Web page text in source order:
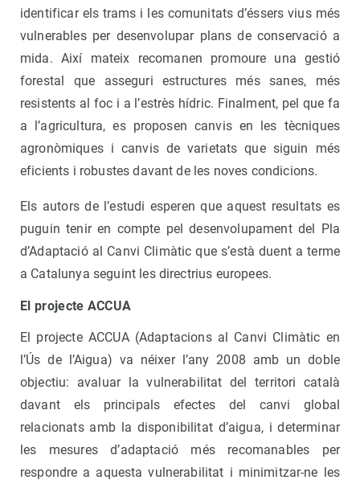
identificar els trams i les comunitats d’éssers vius més
vulnerables per desenvolupar plans de conservació a
mida. Així mateix recomanen promoure una gestió
forestal que asseguri estructures més sanes, més
resistents al foc i a l’estrès hídric. Finalment, pel que fa
a l’agricultura, es proposen canvis en les tècniques
agronòmiques i canvis de varietats que siguin més
eficients i robustes davant de les noves condicions.
Els autors de l’estudi esperen que aquest resultats es
puguin tenir en compte pel desenvolupament del Pla
d’Adaptació al Canvi Climàtic que s’està duent a terme
a Catalunya seguint les directrius europees.
El projecte ACCUA
El projecte ACCUA (Adaptacions al Canvi Climàtic en
l’Ús de l’Aigua) va néixer l’any 2008 amb un doble
objectiu: avaluar la vulnerabilitat del territori català
davant els principals efectes del canvi global
relacionats amb la disponibilitat d’aigua, i determinar
les mesures d’adaptació més recomanables per
respondre a aquesta vulnerabilitat i minimitzar-ne les